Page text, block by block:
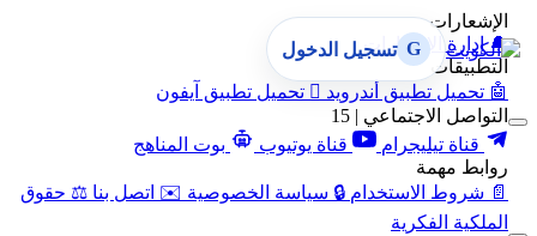
الإشعارات
🔔 إدارة الإشعارات
التطبيقات
🤖 تحميل تطبيق أندرويد  تحميل تطبيق آيفون
التواصل الاجتماعي | 15
قناة تيليجرام
قناة يوتيوب
بوت المناهج
روابط مهمة
📄 شروط الاستخدام 🔒 سياسة الخصوصية ✉️ اتصل بنا ⚖️ حقوق
الملكية الفكرية
G تسجيل الدخول